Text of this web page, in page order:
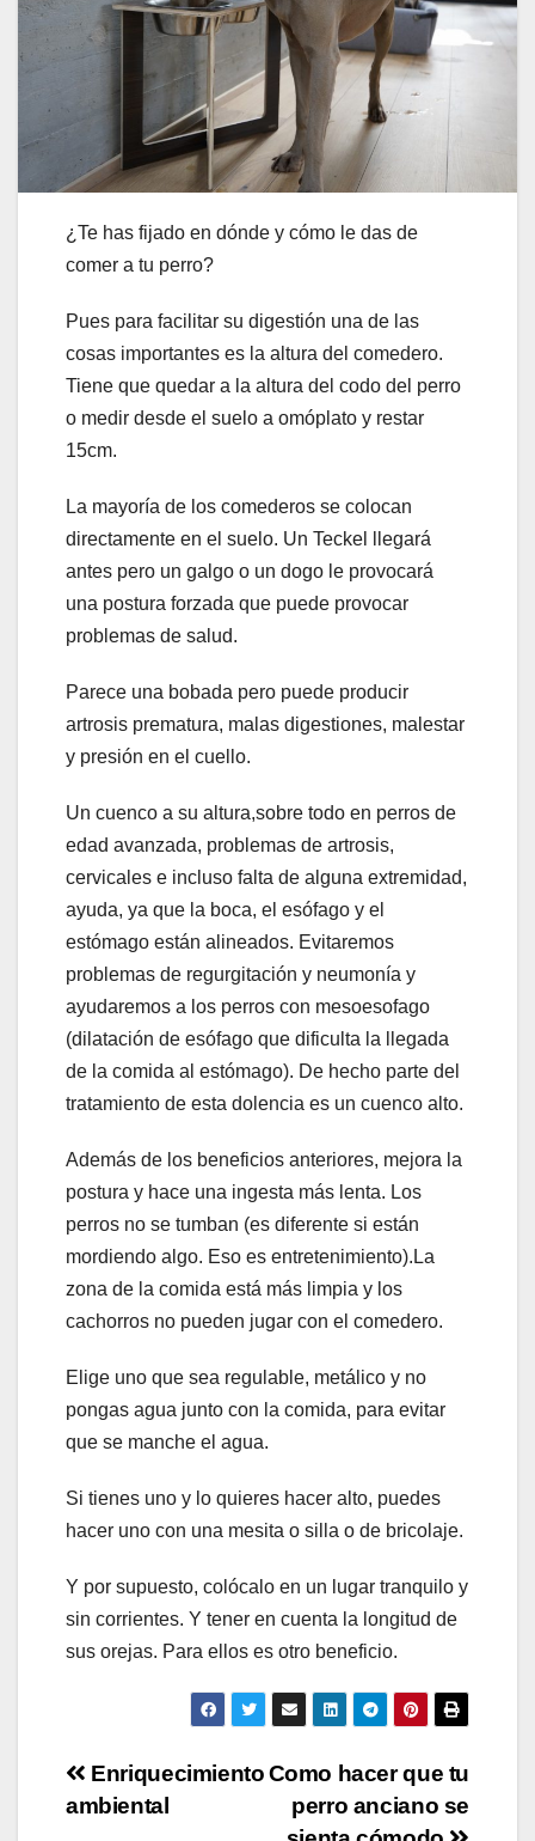
¿Te has fijado en dónde y cómo le das de
comer a tu perro?
Pues para facilitar su digestión una de las
cosas importantes es la altura del comedero.
Tiene que quedar a la altura del codo del perro
o medir desde el suelo a omóplato y restar
15cm.
La mayoría de los comederos se colocan
directamente en el suelo. Un Teckel llegará
antes pero un galgo o un dogo le provocará
una postura forzada que puede provocar
problemas de salud.
Parece una bobada pero puede producir
artrosis prematura, malas digestiones, malestar
y presión en el cuello.
Un cuenco a su altura,sobre todo en perros de
edad avanzada, problemas de artrosis,
cervicales e incluso falta de alguna extremidad,
ayuda, ya que la boca, el esófago y el
estómago están alineados. Evitaremos
problemas de regurgitación y neumonía y
ayudaremos a los perros con mesoesofago
(dilatación de esófago que dificulta la llegada
de la comida al estómago). De hecho parte del
tratamiento de esta dolencia es un cuenco alto.
Además de los beneficios anteriores, mejora la
postura y hace una ingesta más lenta. Los
perros no se tumban (es diferente si están
mordiendo algo. Eso es entretenimiento).La
zona de la comida está más limpia y los
cachorros no pueden jugar con el comedero.
Elige uno que sea regulable, metálico y no
pongas agua junto con la comida, para evitar
que se manche el agua.
Si tienes uno y lo quieres hacer alto, puedes
hacer uno con una mesita o silla o de bricolaje.
Y por supuesto, colócalo en un lugar tranquilo y
sin corrientes. Y tener en cuenta la longitud de
sus orejas. Para ellos es otro beneficio.
NavegaciónComo hacer que tu
perro anciano se
Enriquecimiento
ambiental